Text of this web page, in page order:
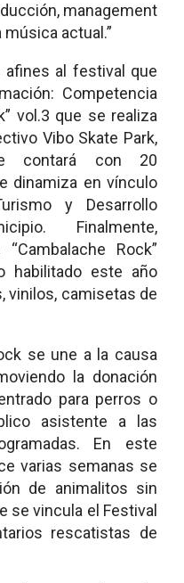
management
actual.”
afines al festival que
Competencia
vol.3 que se realiza
Vibo Skate Park,
contará con 20
dinamiza en vínculo
y Desarrollo
Finalmente,
Rock”
habilitado este año
vinilos, camisetas de
se une a la causa
la donación
para perros o
asistente a las
En este
varias semanas se
de animalitos sin
se vincula el Festival
rescatistas de